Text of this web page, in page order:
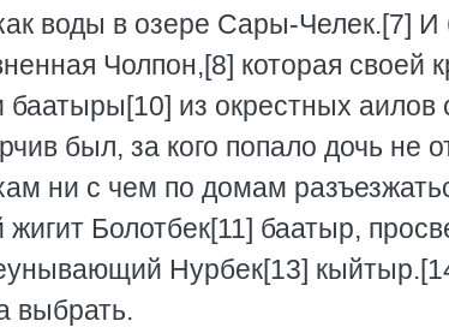
воды в озере Сары-Челек.[7]
Чолпон,[8] которая своей
из окрестных аилов
был, за кого попало дочь не
ни с чем по домам
Болотбек[11] баатыр,
Нурбек[13]
выбрать.